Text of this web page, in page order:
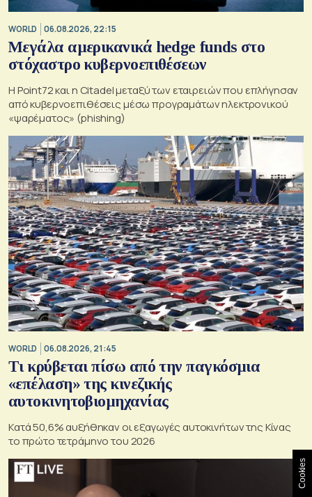
WORLD 06.08.2026, 22:15
Μεγάλα αμερικανικά hedge funds στο
στόχαστρο κυβερνοεπιθέσεων
Η Point72 και η Citadel μεταξύ των εταιρειών που επλήγησαν
από κυβερνοεπιθέσεις μέσω προγραμάτων ηλεκτρονικού
«ψαρέματος» (phishing)
WORLD 06.08.2026, 21:45
Τι κρύβεται πίσω από την παγκόσμια
«επέλαση» της κινεζικής
αυτοκινητοβιομηχανίας
Κατά 50,6% αυξήθηκαν οι εξαγωγές αυτοκινήτων της Κίνας
το πρώτο τετράμηνο του 2026
Cookies